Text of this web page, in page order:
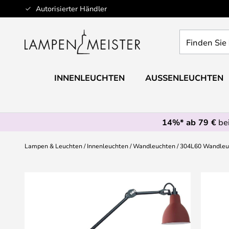
Autorisierter Händler
Zum
Inhalt
Sie
Leuchte...
INNENLEUCHTEN AUSSENLEUCHTEN
14%* ab 79 €
Lampen & Leuchten Innenleuchten Wandleuchten 304L60